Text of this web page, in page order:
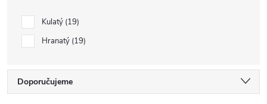
Kulatý 19
Hranatý 19
ŘDoporučujeme